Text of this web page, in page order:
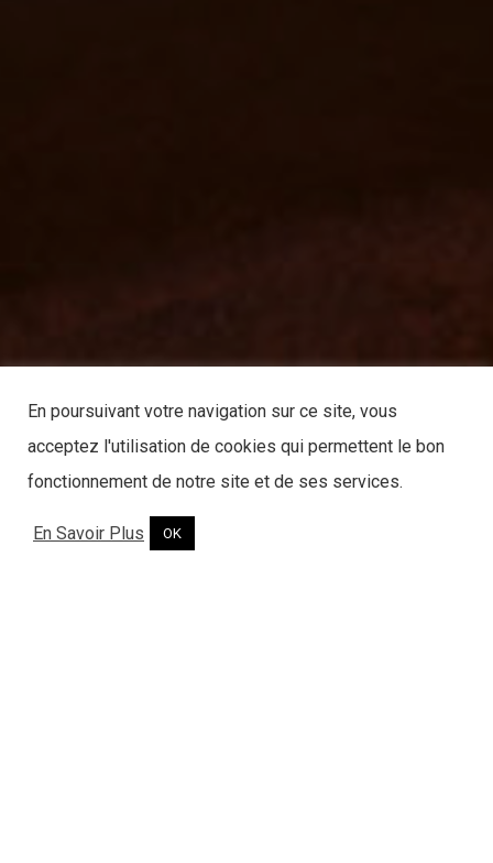
En poursuivant votre navigation sur ce site, vous
acceptez l'utilisation de cookies qui permettent le bon
fonctionnement de notre site et de ses services.
En Savoir Plus OK